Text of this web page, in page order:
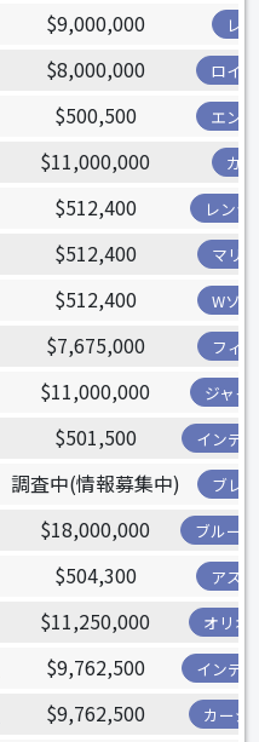
$9,000,000 レ
$8,000,000 ロイ
$500,500 エン
$11,000,000 カ
$512,400 レンジ
$512,400 マリ
$512,400 Wソ
$7,675,000 フィ
$11,000,000 ジャイ
$501,500 インデ
調査中(情報募集中) ブレ
$18,000,000 ブルー
$504,300 アス
$11,250,000 オリオ
$9,762,500 インデ
$9,762,500 カージ